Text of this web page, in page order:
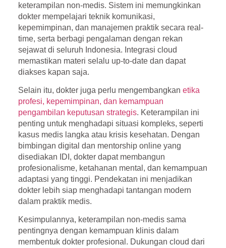
keterampilan non-medis. Sistem ini memungkinkan
dokter mempelajari teknik komunikasi,
kepemimpinan, dan manajemen praktik secara real-
time, serta berbagi pengalaman dengan rekan
sejawat di seluruh Indonesia. Integrasi cloud
memastikan materi selalu up-to-date dan dapat
diakses kapan saja.
Selain itu, dokter juga perlu mengembangkan etika
profesi, kepemimpinan, dan kemampuan
pengambilan keputusan strategis. Keterampilan ini
penting untuk menghadapi situasi kompleks, seperti
kasus medis langka atau krisis kesehatan. Dengan
bimbingan digital dan mentorship online yang
disediakan IDI, dokter dapat membangun
profesionalisme, ketahanan mental, dan kemampuan
adaptasi yang tinggi. Pendekatan ini menjadikan
dokter lebih siap menghadapi tantangan modern
dalam praktik medis.
Kesimpulannya, keterampilan non-medis sama
pentingnya dengan kemampuan klinis dalam
membentuk dokter profesional. Dukungan cloud dari